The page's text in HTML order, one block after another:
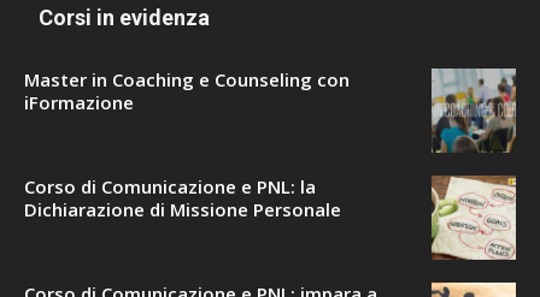
Corsi in evidenza
Master in Coaching e Counseling con
iFormazione
Corso di Comunicazione e PNL: la
Dichiarazione di Missione Personale